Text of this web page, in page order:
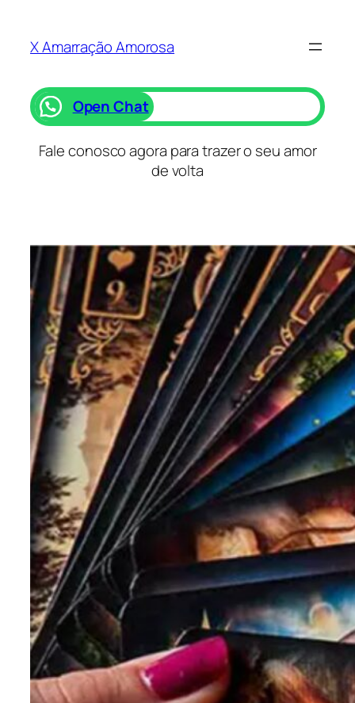
X Amarração Amorosa
Open Chat
Fale conosco agora para trazer o seu amor
de volta